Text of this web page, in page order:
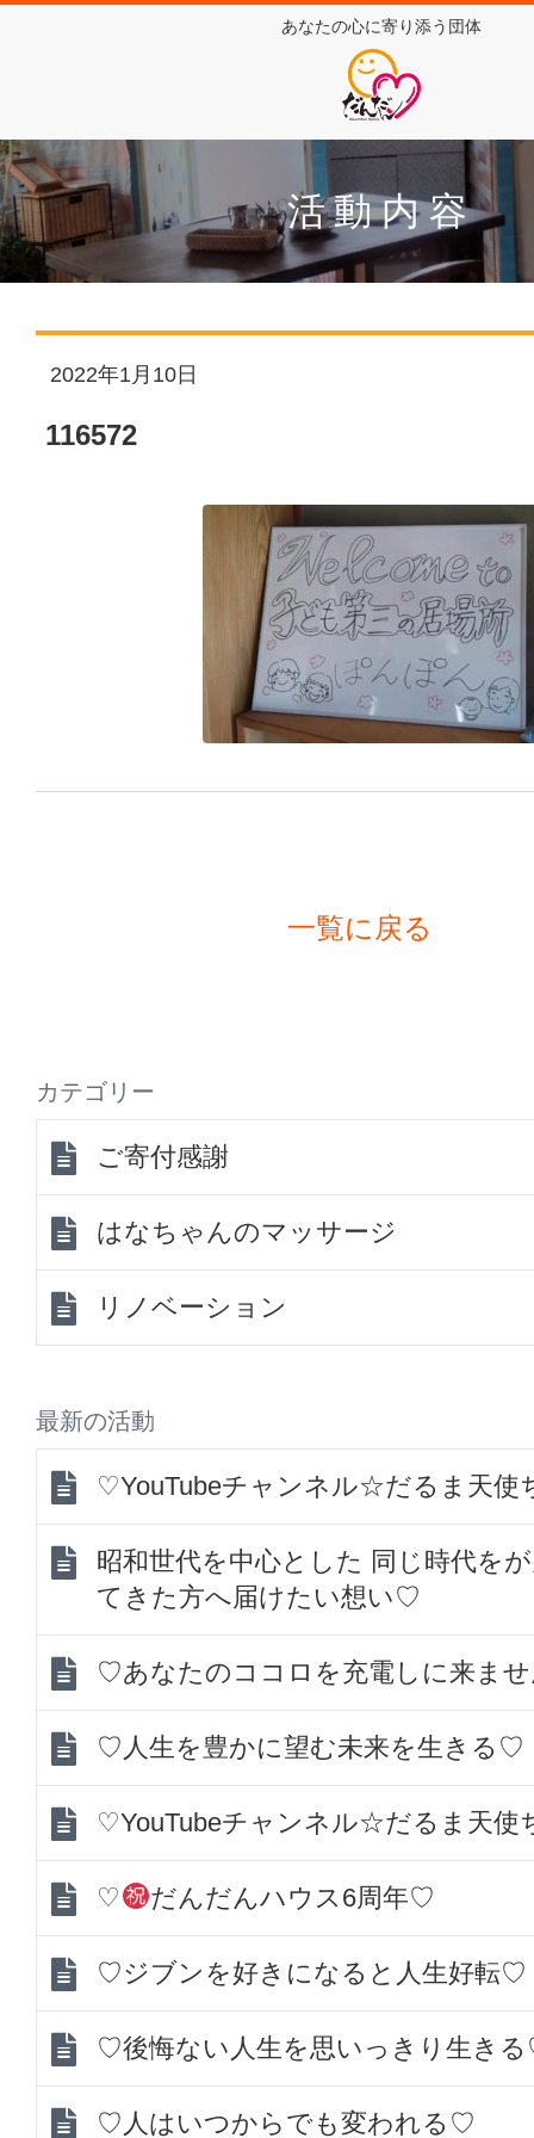
あなたの心に寄り添う団体
活動内容
2022年1月10日
116572
一覧に戻る
カテゴリー
ご寄付感謝
はなちゃんのマッサージ
リノベーション
最新の活動
♡YouTubeチャンネル☆だるま天
昭和世代を中心とした 同じ時代を
てきた方へ届けたい想い♡
♡あなたのココロを充電しに来ま
♡人生を豊かに望む未来を生きる♡
♡YouTubeチャンネル☆だるま天
♡ だんだんハウス6周年♡
♡ジブンを好きになると人生好転♡
♡後悔ない人生を思いっきり生き
♡人はいつからでも変われる♡